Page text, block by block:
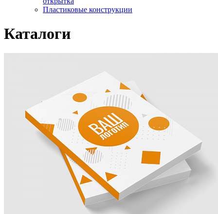
Пластиковые конструкции
Каталоги